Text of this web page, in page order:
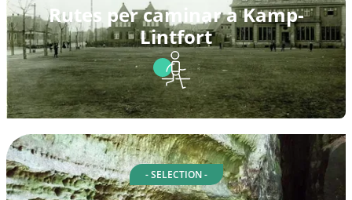
Rutes per caminar a Kamp-
Lintfort
- SELECTION -